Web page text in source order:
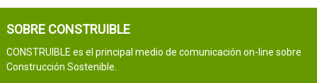
SOBRE CONSTRUIBLE
CONSTRUIBLE es el principal medio de comunicación on-line sobre
Construcción Sostenible.